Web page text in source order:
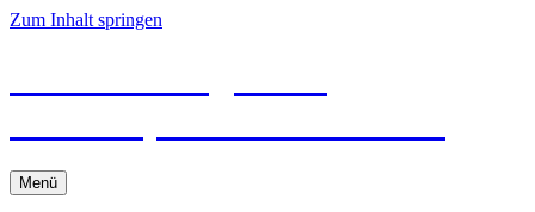
Zum Inhalt springen
Menü